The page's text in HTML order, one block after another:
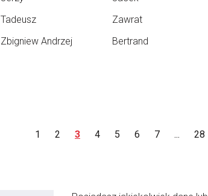
Tadeusz Zawrat
Zbigniew Andrzej Bertrand
1 2 3 4 5 6 7 ... 28